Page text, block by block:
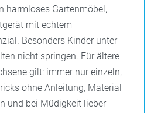
harmloses Gartenmöbel,
mit echtem
Besonders Kinder unter
nicht springen. Für ältere
gilt: immer nur einzeln,
ohne Anleitung, Material
und bei Müdigkeit lieber